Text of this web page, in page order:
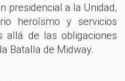
presidencial a la Unidad,
heroísmo y servicios
allá de las obligaciones
Batalla de Midway.